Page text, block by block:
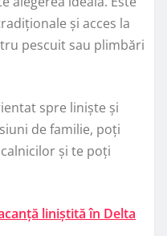
și acces la
pescuit sau plimbări
spre liniște și
de familie, poți
și te poți
liniștită în Delta